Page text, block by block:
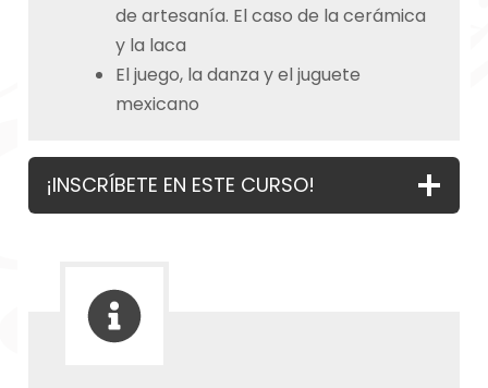
de artesanía. El caso de la cerámica
y la laca
El juego, la danza y el juguete
mexicano
¡INSCRÍBETE EN ESTE CURSO!